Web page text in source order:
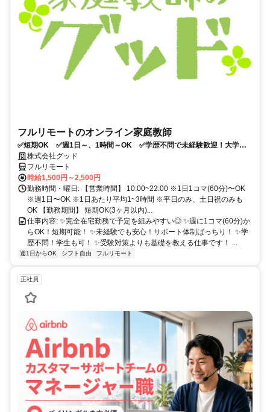
フルリモートのオンライン家庭教師
✅短期OK ✅週1日～、1時間～OK ✅学歴不問で未経験歓迎！大学生
多数活躍中！
株式会社グッド
フルリモート
時給1,500円～2,500円
勤務時間・曜日: 【営業時間】 10:00~22:00 ※1日1コマ(60分)〜OK
※週1日〜OK ※1日あたり平均1~3時間 ※平日のみ、土日祝のみも
OK 【勤務期間】 短期OK(3ヶ月以内)...
仕事内容: ✨完全在宅勤務で予定を組みやすい◎ ✨週に1コマ(60分)か
らOK！短期可能！ ✨未経験でも安心！サポート体制ばっちり！ ✨学
歴不問！学生も可！ ✨受験対策よりも基礎を教える仕事です！ ...
週1日からOK シフト自由 フルリモート
正社員